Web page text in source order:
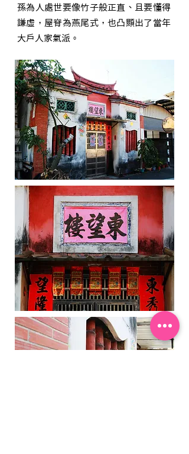
孫為人處世要像竹子般正直、且要懂得
謙虛，屋脊為燕尾式，也凸顯出了當年
大戶人家氣派。